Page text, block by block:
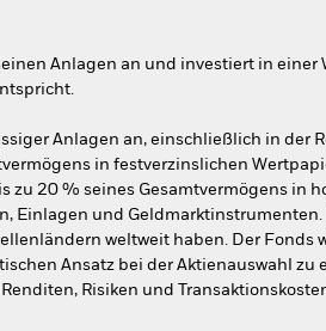
Anlagen an und investiert in einer
Anlagen an, einschließlich in der
in festverzinslichen
zu 20 % seines Gesamtvermögens in
Einlagen und Geldmarktinstrumenten.
weltweit haben. Der Fonds
Ansatz bei der Aktienauswahl zu
Risiken und